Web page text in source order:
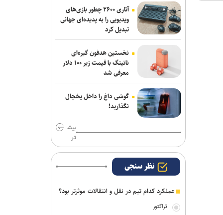
با وجود ساز‌های مخالف، قلعه نویی
سرمربی ایران در جام ملت‌ها است/ جدایی
الهویی و چند مربی دیگر از تیم ملی
روزنامه‌های ورزشی شنبه ۱۷ مرداد ۱۴۰۵
آتاری ۲۶۰۰ چطور بازی‌های
ویدیویی را به پدیده‌ای جهانی
تبدیل کرد
نخستین هدفون گیره‌ای
ناتینگ با قیمت زیر ۱۰۰ دلار
معرفی شد
گوشی داغ را داخل یخچال
نگذارید!
بیش
تر
نظر سنجی
عملکرد کدام تیم در نقل و انتقالات موثرتر بود؟
تراکتور